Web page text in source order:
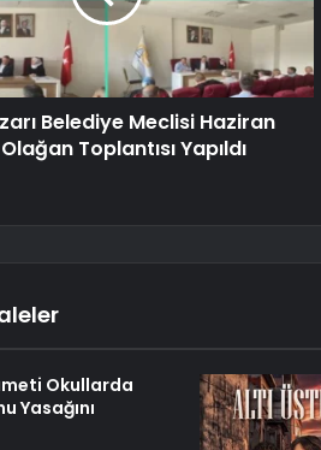
Belediye Meclisi Haziran
Toplantısı Yapıldı
Okullarda
Yasağını